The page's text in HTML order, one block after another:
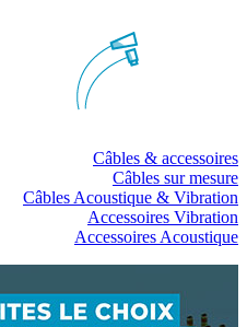
Câbles & accessoires
Câbles sur mesure
Câbles Acoustique & Vibration
Accessoires Vibration
Accessoires Acoustique